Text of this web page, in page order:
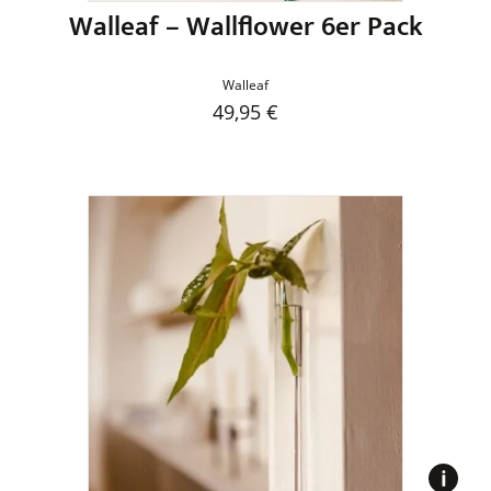
Walleaf – Wallflower 6er Pack
Walleaf
49,95 €
weist
mehrere
Varianten
auf.
Die
Optionen
können
auf
der
Produktseite